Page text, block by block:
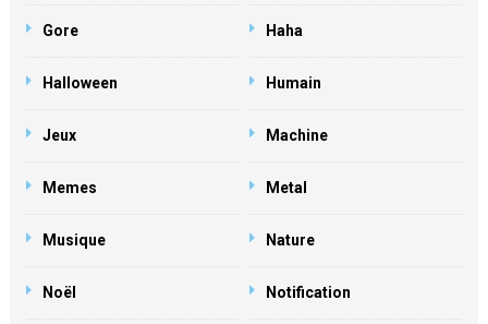
Gore Haha
Halloween Humain
Jeux Machine
Memes Metal
Musique Nature
Noël Notification